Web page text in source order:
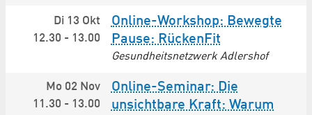
Di 13 Okt
12.30 - 13.00
Online-Workshop: Bewegte
Pause: RückenFit
Gesundheitsnetzwerk Adlershof
Mo 02 Nov
11.30 - 13.00
Online-Seminar: Die
unsichtbare Kraft: Warum